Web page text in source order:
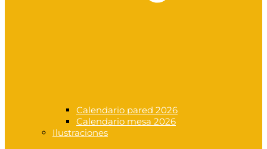
Calendario pared 2026
Calendario mesa 2026
Ilustraciones